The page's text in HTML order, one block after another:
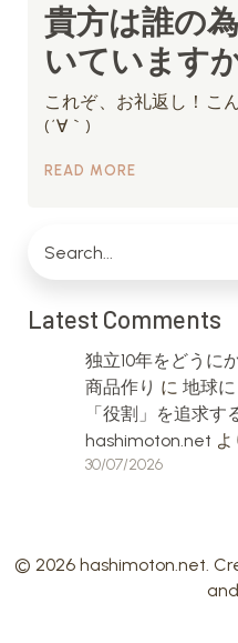
貴方は誰の
いています
これぞ、お礼返し！こ
(´∀｀)
READ MORE
Latest Comments
独立10年をどうに
商品作り に 地球
「役割」を追求
hashimoton.net よ
30/07/2026
© 2026 hashimoton.net.
and